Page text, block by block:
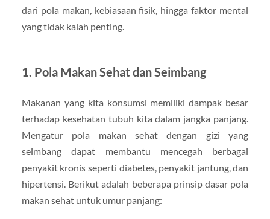
dari pola makan, kebiasaan fisik, hingga faktor mental
yang tidak kalah penting.
1. Pola Makan Sehat dan Seimbang
Makanan yang kita konsumsi memiliki dampak besar
terhadap kesehatan tubuh kita dalam jangka panjang.
Mengatur pola makan sehat dengan gizi yang
seimbang dapat membantu mencegah berbagai
penyakit kronis seperti diabetes, penyakit jantung, dan
hipertensi. Berikut adalah beberapa prinsip dasar pola
makan sehat untuk umur panjang: